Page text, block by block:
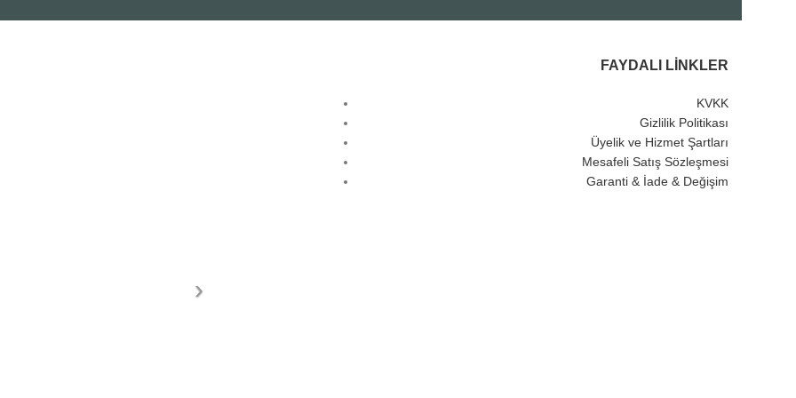
FAYDALI LINKLER
KVKK
Gizlilik Politikası
Üyelik ve Hizmet Şartları
Mesafeli Satış Sözleşmesi
Garanti & İade & Değişim